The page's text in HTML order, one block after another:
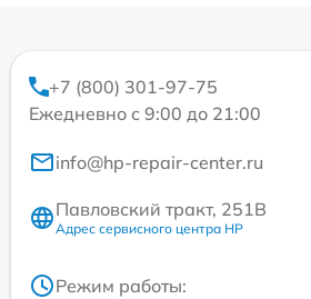
+7 (800) 301-97-75
Ежедневно с 9:00 до 21:00
info@hp-repair-center.ru
Павловский тракт, 251В
Адрес сервисного центра HP
Режим работы: